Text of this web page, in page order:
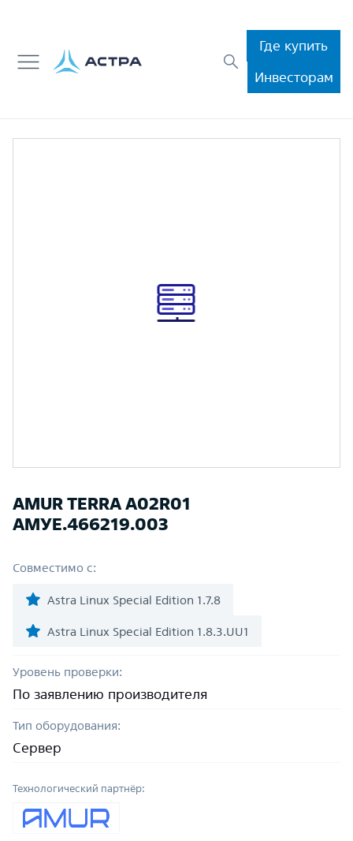
Где купить
Инвесторам
AMUR TERRA A02R01
АМУЕ.466219.003
Совместимо с:
Astra Linux Special Edition 1.7.8
Astra Linux Special Edition 1.8.3.UU1
Уровень проверки:
По заявлению производителя
Тип оборудования:
Сервер
Технологический партнёр: